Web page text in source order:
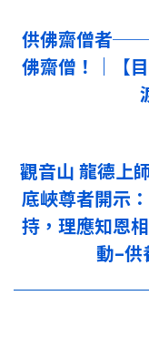
章
导
供佛齋僧者──
佛齋僧！｜【
觀音山 龍德上
底峽尊者開示
持，理應知恩
動–供